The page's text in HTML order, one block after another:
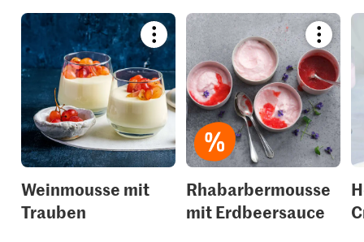
Bookmark
recipe
add
it
to
your
collections.
Weinmousse mit
Trauben
recipe
add
it
to
your
Rhabarbermousse
mit Erdbeersauce